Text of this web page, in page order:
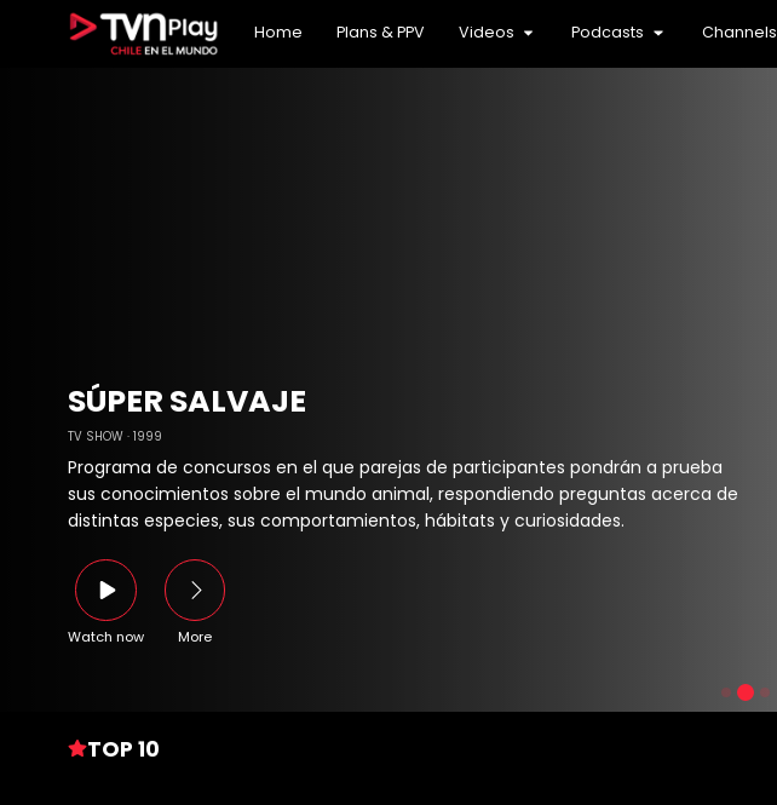
Home Plans & PPV Videos Podcasts Channels
24 Horas Internacional
TV Chile Internacional
Archivo histórico
Charlas TVN: Conversaciones Necesarias
24 Podcast
TVN Podcast
SÚPER SALVAJE
TV SHOW 1999
Programa de concursos en el que parejas de participantes pondrán a prueba
sus conocimientos sobre el mundo animal, respondiendo preguntas acerca de
distintas especies, sus comportamientos, hábitats y curiosidades.
Watch now More
TOP 10